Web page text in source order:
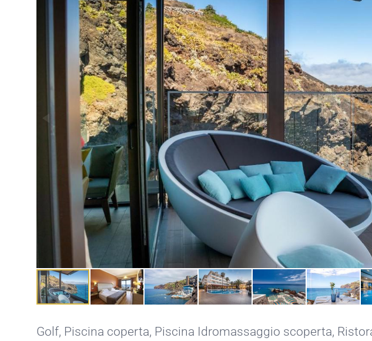
Golf, Piscina coperta, Piscina Idromassaggio scoperta,